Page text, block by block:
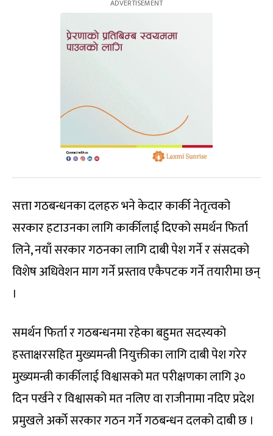
सत्ता गठबन्धनका दलहरु भने केदार कार्की नेतृत्वको
सरकार हटाउनका लागि कार्कीलाई दिएको समर्थन फिर्ता
लिने, नयाँ सरकार गठनका लागि दाबी पेश गर्ने र संसदको
विशेष अधिवेशन माग गर्ने प्रस्ताव एकैपटक गर्ने तयारीमा छन्
।
समर्थन फिर्ता र गठबन्धनमा रहेका बहुमत सदस्यको
हस्ताक्षरसहित मुख्यमन्त्री नियुक्तीका लागि दाबी पेश गरेर
मुख्यमन्त्री कार्कीलाई विश्वासको मत परीक्षणका लागि ३०
दिन पर्खने र विश्वासको मत नलिए वा राजीनामा नदिए प्रदेश
प्रमुखले अर्काे सरकार गठन गर्ने गठबन्धन दलको दाबी छ ।